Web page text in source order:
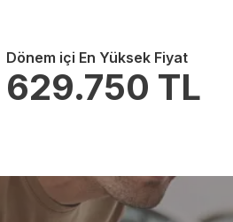
Dönem içi En Yüksek Fiyat
629.750 TL